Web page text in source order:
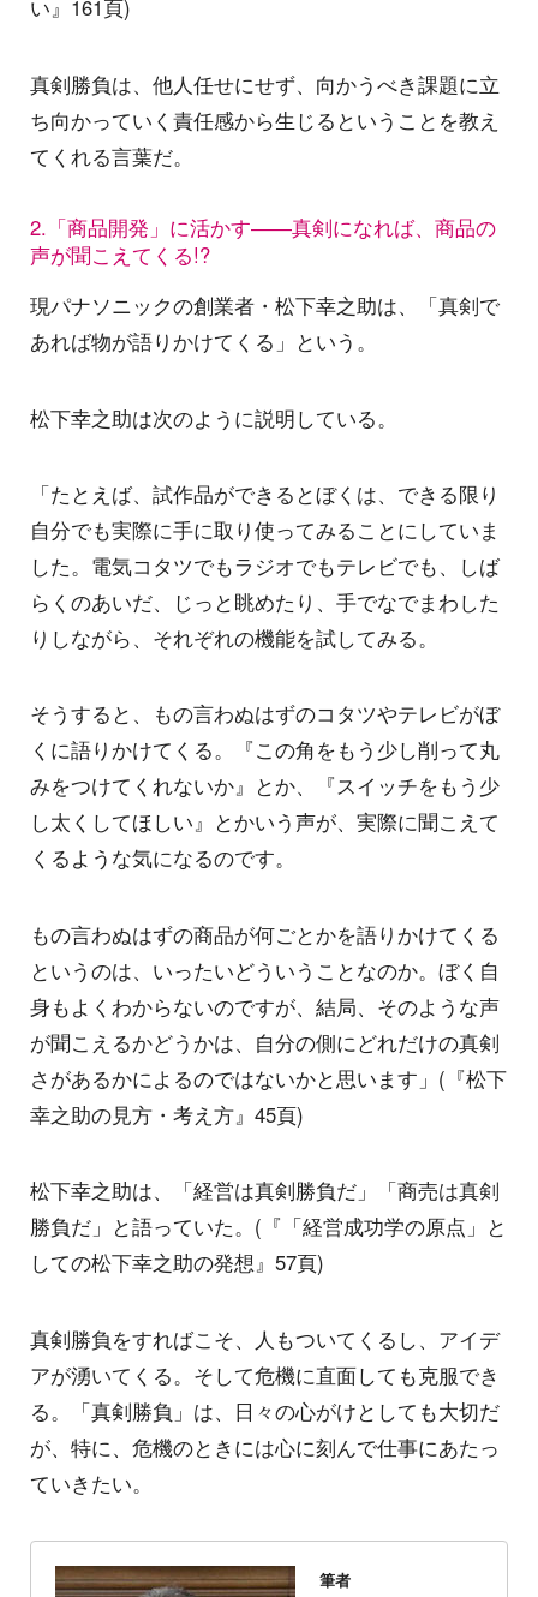
い』161頁)
真剣勝負は、他人任せにせず、向かうべき課題に立
ち向かっていく責任感から生じるということを教え
てくれる言葉だ。
2.「商品開発」に活かす――真剣になれば、商品の
声が聞こえてくる!?
現パナソニックの創業者・松下幸之助は、「真剣で
あれば物が語りかけてくる」という。
松下幸之助は次のように説明している。
「たとえば、試作品ができるとぼくは、できる限り
自分でも実際に手に取り使ってみることにしていま
した。電気コタツでもラジオでもテレビでも、しば
らくのあいだ、じっと眺めたり、手でなでまわした
りしながら、それぞれの機能を試してみる。
そうすると、もの言わぬはずのコタツやテレビがぼ
くに語りかけてくる。『この角をもう少し削って丸
みをつけてくれないか』とか、『スイッチをもう少
し太くしてほしい』とかいう声が、実際に聞こえて
くるような気になるのです。
もの言わぬはずの商品が何ごとかを語りかけてくる
というのは、いったいどういうことなのか。ぼく自
身もよくわからないのですが、結局、そのような声
が聞こえるかどうかは、自分の側にどれだけの真剣
さがあるかによるのではないかと思います」(『松下
幸之助の見方・考え方』45頁)
松下幸之助は、「経営は真剣勝負だ」「商売は真剣
勝負だ」と語っていた。(『「経営成功学の原点」と
しての松下幸之助の発想』57頁)
真剣勝負をすればこそ、人もついてくるし、アイデ
アが湧いてくる。そして危機に直面しても克服でき
る。「真剣勝負」は、日々の心がけとしても大切だ
が、特に、危機のときには心に刻んで仕事にあたっ
ていきたい。
筆者